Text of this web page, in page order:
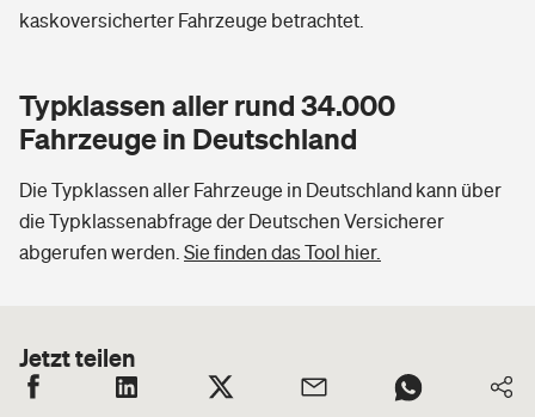
kaskoversicherter Fahrzeuge betrachtet.
Typklassen aller rund 34.000
Fahrzeuge in Deutschland
Die Typklassen aller Fahrzeuge in Deutschland kann über
die Typklassenabfrage der Deutschen Versicherer
abgerufen werden. Sie finden das Tool hier.
Jetzt teilen